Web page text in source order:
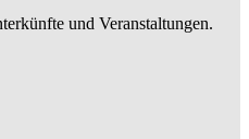
und Veranstaltungen.